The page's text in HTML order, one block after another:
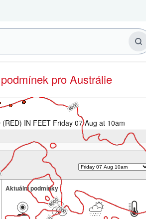
podmínek pro Austrálie
IN FEET Friday 07 Aug at 10am
Aktuální podmínky